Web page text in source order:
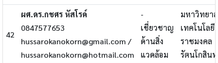
42
ผศ.ดร.กชศร หัสโรค์
0847577653
hussarokanokorn@gmail.com /
hussarokanokorn@hotmail.com
-
เชี่ยวชาญ
ด้านสิ่ง
แวดล้อม
มหาวิทยา
เทคโนโลยี
ราชมงคล
รัตนโกสิน